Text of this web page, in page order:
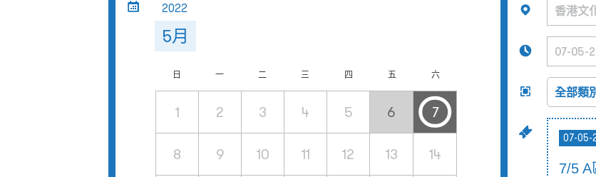
2022
5月
日 一 二 三 四 五 六
1 2 3 4 5 6 7
8 9 10 11 12 13 14
07-05-
7/5 A